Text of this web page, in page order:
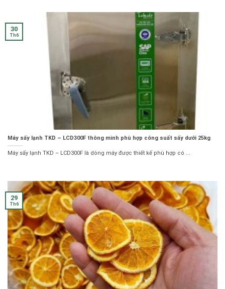
Máy sấy lạnh TKD – LCD300F thông minh phù hợp công suất sấy dưới 25kg
Máy sấy lạnh TKD – LCD300F là dòng máy được thiết kế phù hợp có ...
30
Th6
29
Th6